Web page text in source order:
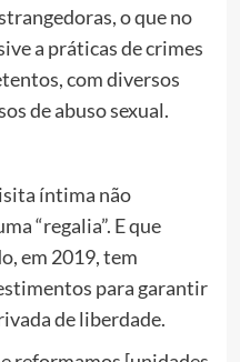
o que no
a práticas de crimes
com diversos
de abuso sexual.
íntima não
“regalia”. E que
em 2019, tem
para garantir
de liberdade.